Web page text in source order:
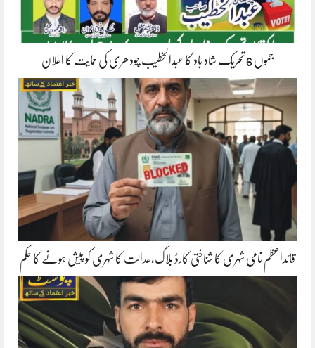
جموں 6 تحریک شاد باد کا عبدالخطیب چودھری کی حمایت کا اعلان
قائداعظم نامی شہری کا شناختی کارڈ بلاک،عدالت کا شہری کو پیش ہونے کا حکم